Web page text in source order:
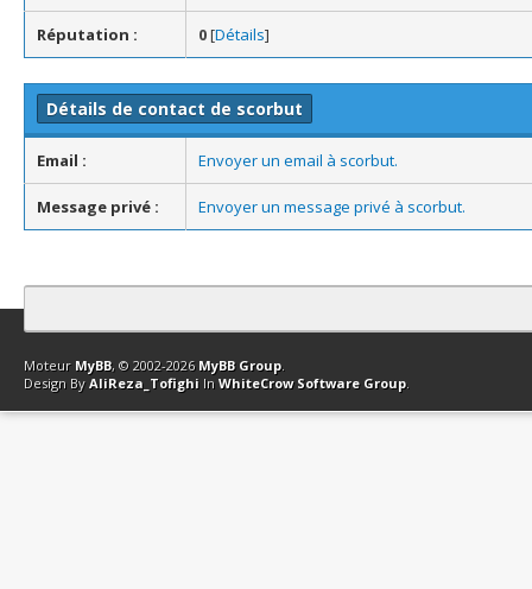
Réputation : 0[Détails]
Détails de contact de scorbut
Email : Envoyer un email à scorbut.
Message privé : Envoyer un message privé à scorbut.
Contact Club Affiliation Retourner en haut Version bas-débit
Moteur MyBB, © 2002-2026 MyBB Group.
Design By AliReza_Tofighi In WhiteCrow Software Group.